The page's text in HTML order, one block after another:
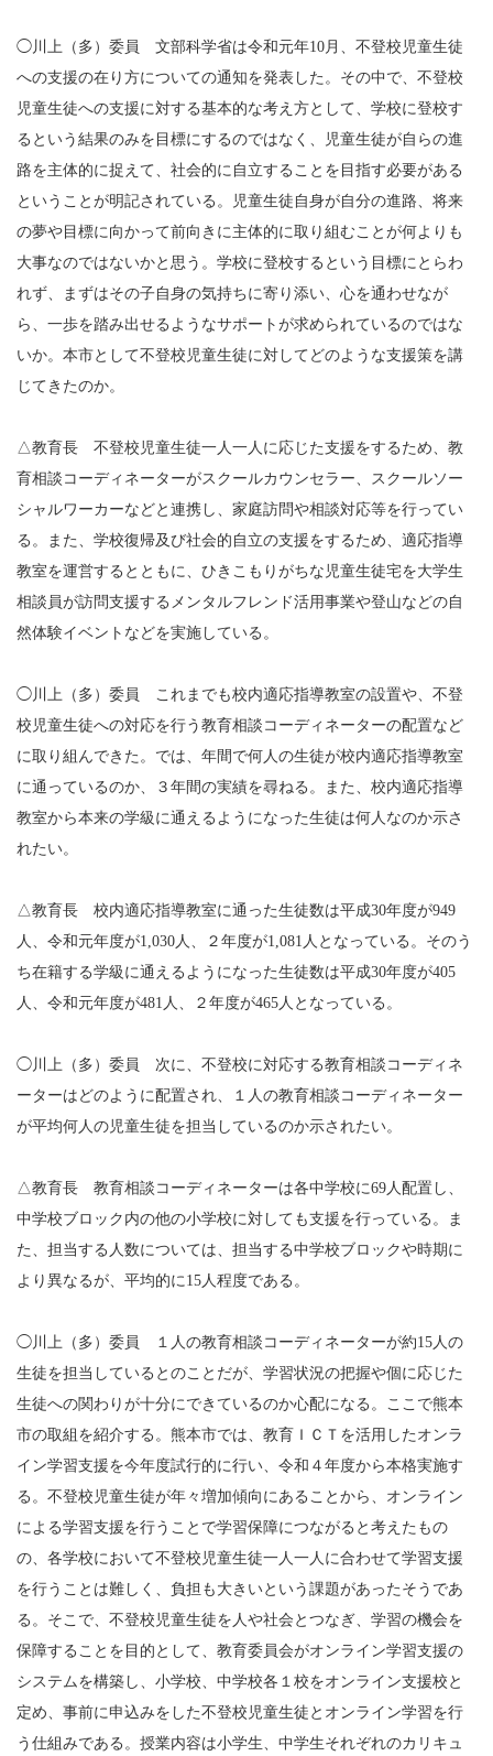
◯川上（多）委員 文部科学省は令和元年10月、不登校児童生徒
への支援の在り方についての通知を発表した。その中で、不登校
児童生徒への支援に対する基本的な考え方として、学校に登校す
るという結果のみを目標にするのではなく、児童生徒が自らの進
路を主体的に捉えて、社会的に自立することを目指す必要がある
ということが明記されている。児童生徒自身が自分の進路、将来
の夢や目標に向かって前向きに主体的に取り組むことが何よりも
大事なのではないかと思う。学校に登校するという目標にとらわ
れず、まずはその子自身の気持ちに寄り添い、心を通わせなが
ら、一歩を踏み出せるようなサポートが求められているのではな
いか。本市として不登校児童生徒に対してどのような支援策を講
じてきたのか。
△教育長 不登校児童生徒一人一人に応じた支援をするため、教
育相談コーディネーターがスクールカウンセラー、スクールソー
シャルワーカーなどと連携し、家庭訪問や相談対応等を行ってい
る。また、学校復帰及び社会的自立の支援をするため、適応指導
教室を運営するとともに、ひきこもりがちな児童生徒宅を大学生
相談員が訪問支援するメンタルフレンド活用事業や登山などの自
然体験イベントなどを実施している。
◯川上（多）委員 これまでも校内適応指導教室の設置や、不登
校児童生徒への対応を行う教育相談コーディネーターの配置など
に取り組んできた。では、年間で何人の生徒が校内適応指導教室
に通っているのか、３年間の実績を尋ねる。また、校内適応指導
教室から本来の学級に通えるようになった生徒は何人なのか示さ
れたい。
△教育長 校内適応指導教室に通った生徒数は平成30年度が949
人、令和元年度が1,030人、２年度が1,081人となっている。そのう
ち在籍する学級に通えるようになった生徒数は平成30年度が405
人、令和元年度が481人、２年度が465人となっている。
◯川上（多）委員 次に、不登校に対応する教育相談コーディネ
ーターはどのように配置され、１人の教育相談コーディネーター
が平均何人の児童生徒を担当しているのか示されたい。
△教育長 教育相談コーディネーターは各中学校に69人配置し、
中学校ブロック内の他の小学校に対しても支援を行っている。ま
た、担当する人数については、担当する中学校ブロックや時期に
より異なるが、平均的に15人程度である。
◯川上（多）委員 １人の教育相談コーディネーターが約15人の
生徒を担当しているとのことだが、学習状況の把握や個に応じた
生徒への関わりが十分にできているのか心配になる。ここで熊本
市の取組を紹介する。熊本市では、教育ＩＣＴを活用したオンラ
イン学習支援を今年度試行的に行い、令和４年度から本格実施す
る。不登校児童生徒が年々増加傾向にあることから、オンライン
による学習支援を行うことで学習保障につながると考えたもの
の、各学校において不登校児童生徒一人一人に合わせて学習支援
を行うことは難しく、負担も大きいという課題があったそうであ
る。そこで、不登校児童生徒を人や社会とつなぎ、学習の機会を
保障することを目的として、教育委員会がオンライン学習支援の
システムを構築し、小学校、中学校各１校をオンライン支援校と
定め、事前に申込みをした不登校児童生徒とオンライン学習を行
う仕組みである。授業内容は小学生、中学生それぞれのカリキュ